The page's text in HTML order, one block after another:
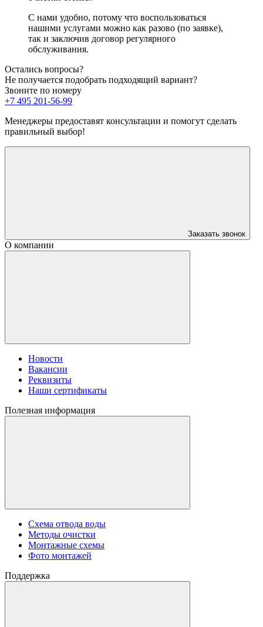
С нами удобно, потому что воспользоваться
нашими услугами можно как разово (по заявке),
так и заключив договор регулярного
обслуживания.
Остались вопросы?
Не получается подобрать подходящий вариант?
Звоните по номеру
+7 495 201-56-99
Менеджеры предоставят консультации и помогут сделать
правильный выбор!
Заказать звонок
О компании
Новости
Вакансии
Реквизиты
Наши сертификаты
Полезная информация
Схема отвода воды
Методы очистки
Монтажные схемы
Фото монтажей
Поддержка